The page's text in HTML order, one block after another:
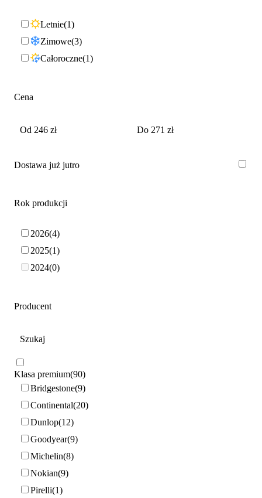
Letnie 1
Zimowe 3
Całoroczne 1
Cena
Dostawa już jutro
Rok produkcji
2026 4
2025 1
2024 0
Producent
Klasa premium 90
Bridgestone 9
Continental 20
Dunlop 12
Goodyear 9
Michelin 8
Nokian 9
Pirelli 1